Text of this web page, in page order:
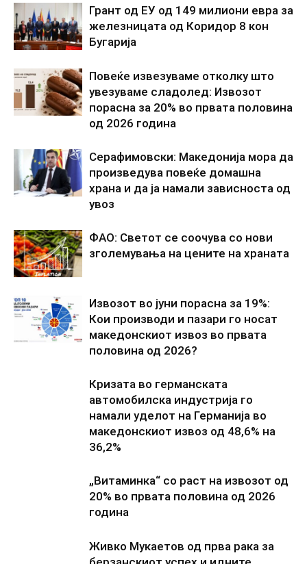
Грант од ЕУ од 149 милиони евра за
железницата од Коридор 8 кон
Бугарија
Повеќе извезуваме отколку што
увезуваме сладолед: Извозот
порасна за 20% во првата половина
од 2026 година
Серафимовски: Македонија мора да
произведува повеќе домашна
храна и да ја намали зависноста од
увоз
ФАО: Светот се соочува со нови
зголемувања на цените на храната
Извозот во јуни порасна за 19%:
Кои производи и пазари го носат
македонскиот извоз во првата
половина од 2026?
Кризата во германската
автомобилска индустрија го
намали уделот на Германија во
македонскиот извоз од 48,6% на
36,2%
„Витаминка“ со раст на извозот од
20% во првата половина од 2026
година
Живко Мукаетов од прва рака за